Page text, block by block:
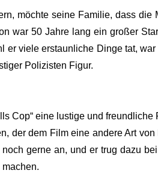
möchte seine Familie, dass die
war 50 Jahre lang ein großer
er viele erstaunliche Dinge tat,
Polizisten Figur.
Cop“ eine lustige und
der dem Film eine andere Art
gerne an, und er trug dazu